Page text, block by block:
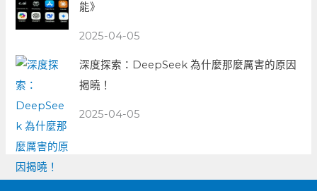
能》
2025-04-05
深度探索：DeepSeek 為什麼那麼厲害的原因
揭曉！
2025-04-05